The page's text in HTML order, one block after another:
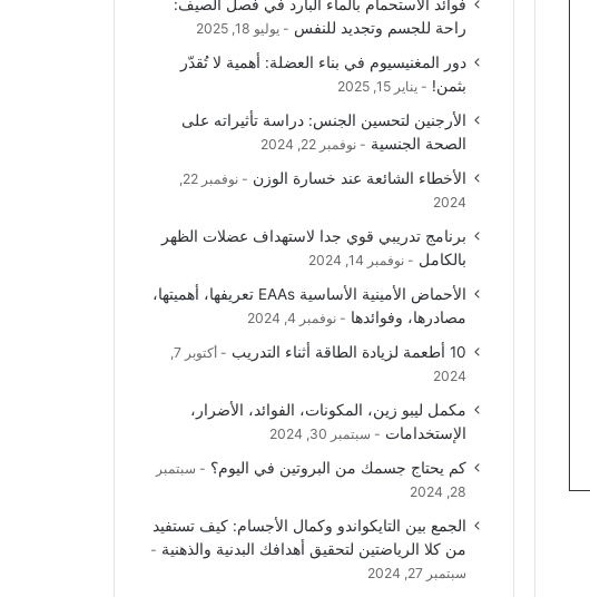
فوائد الاستحمام بالماء البارد في فصل الصيف:
راحة للجسم وتجديد للنفس
يوليو 18, 2025
دور المغنيسيوم في بناء العضلة: أهمية لا تُقدّر
بثمن!
يناير 15, 2025
الأرجنين لتحسين الجنس: دراسة تأثيراته على
الصحة الجنسية
نوفمبر 22, 2024
الأخطاء الشائعة عند خسارة الوزن
نوفمبر 22,
2024
برنامج تدريبي قوي جدا لاستهداف عضلات الظهر
بالكامل
نوفمبر 14, 2024
الأحماض الأمينية الأساسية EAAs تعريفها، أهميتها،
مصادرها، وفوائدها
نوفمبر 4, 2024
10 أطعمة لزيادة الطاقة أثناء التدريب
أكتوبر 7,
2024
مكمل ليبو زين، المكونات، الفوائد، الأضرار،
الإستخدامات
سبتمبر 30, 2024
كم يحتاج جسمك من البروتين في اليوم؟
سبتمبر
28, 2024
الجمع بين التايكواندو وكمال الأجسام: كيف تستفيد
من كلا الرياضتين لتحقيق أهدافك البدنية والذهنية
سبتمبر 27, 2024